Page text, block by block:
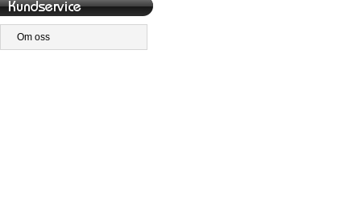
Om oss